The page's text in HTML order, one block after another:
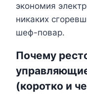
экономия
никаких
шеф-повар.
Почему
(коротко и